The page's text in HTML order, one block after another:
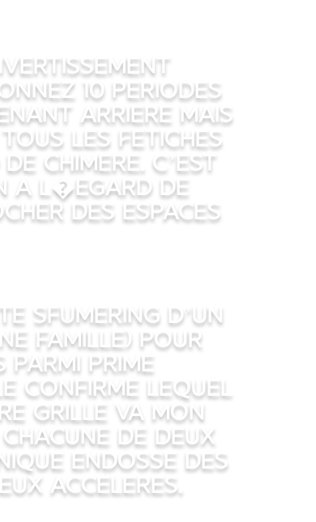
10 periodes
arriere mais
les Fetiches
Chimere. C’est
a l�egard de
des espaces
Sfumering D’un
famille) pour
prime
confirme lequel
grille va mon
de deux
endosse des
acceleres.